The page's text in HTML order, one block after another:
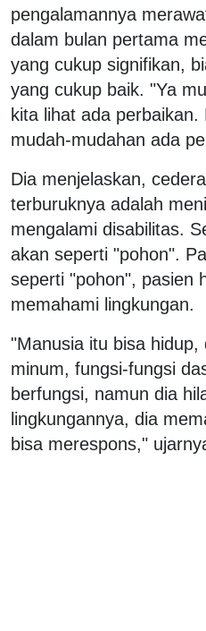
pengalamannya
dalam bulan pertama
yang cukup signifikan,
yang cukup baik. "Ya
kita lihat ada
mudah-mudahan ada
Dia menjelaskan,
terburuknya adalah
mengalami disabilitas.
akan seperti "pohon".
seperti "pohon", pasien
memahami lingkungan.
"Manusia itu bisa hidup,
minum, fungsi-fungsi
berfungsi, namun dia
lingkungannya, dia
bisa merespons,"